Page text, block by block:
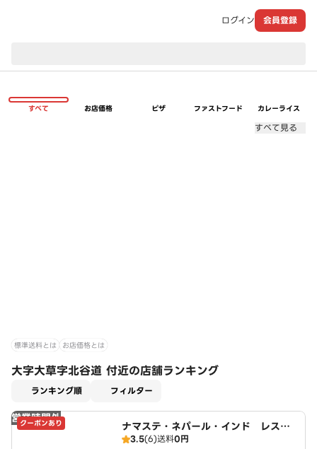
ログイン 会員登録
すべて お店価格 ピザ ファストフード カレーライス
すべて見る
標準送料とは お店価格とは
大字大草字北谷道 付近の店舗ランキング
ランキング順 フィルター
営業時間外
クーポンあり
ナマステ・ネパール・インド レスト
ラン
3.5(6)送料0円